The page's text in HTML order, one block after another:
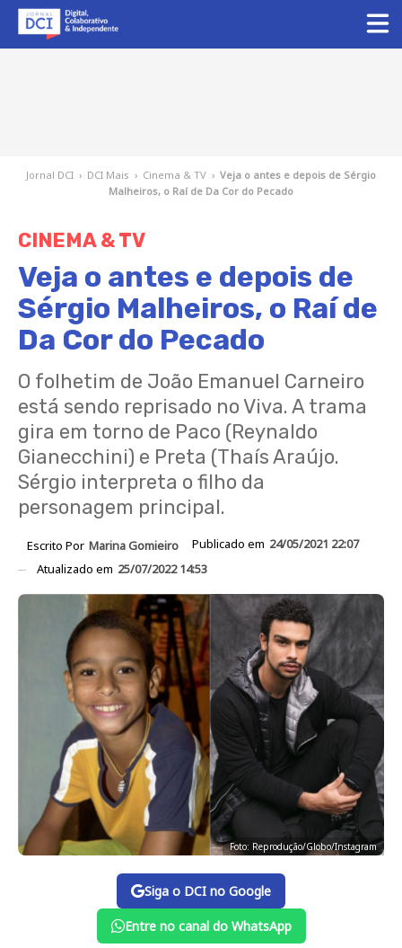
Jornal DCI › DCI Mais › Cinema & TV › Veja o antes e depois de Sérgio
Malheiros, o Raí de Da Cor do Pecado
CINEMA & TV
Veja o antes e depois de
Sérgio Malheiros, o Raí de
Da Cor do Pecado
O folhetim de João Emanuel Carneiro
está sendo reprisado no Viva. A trama
gira em torno de Paco (Reynaldo
Gianecchini) e Preta (Thaís Araújo.
Sérgio interpreta o filho da
personagem principal.
Escrito Por Marina Gomieiro Publicado em 24/05/2021 22:07
Atualizado em 25/07/2022 14:53
Foto: Reprodução/Globo/Instagram
Siga o DCI no Google
Entre no canal do WhatsApp